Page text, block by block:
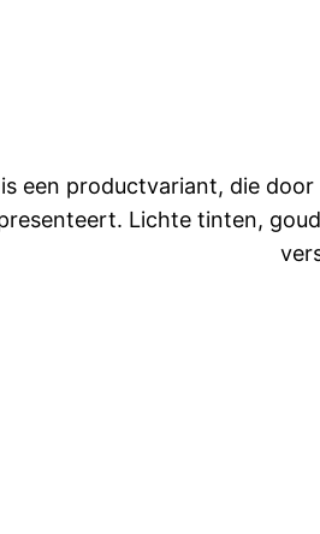
een productvariant, die
Lichte tinten,